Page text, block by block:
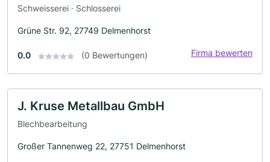
Schweisserei · Schlosserei
Grüne Str. 92, 27749 Delmenhorst
0.0 (0 Bewertungen) Firma bewerten
J. Kruse Metallbau GmbH
Blechbearbeitung
Großer Tannenweg 22, 27751 Delmenhorst